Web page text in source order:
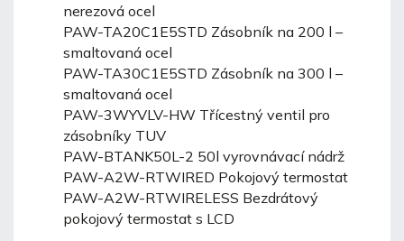
nerezová ocel
PAW-TA20C1E5STD Zásobník na 200 l –
smaltovaná ocel
PAW-TA30C1E5STD Zásobník na 300 l –
smaltovaná ocel
PAW-3WYVLV-HW Třícestný ventil pro
zásobníky TUV
PAW-BTANK50L-2 50l vyrovnávací nádrž
PAW-A2W-RTWIRED Pokojový termostat
PAW-A2W-RTWIRELESS Bezdrátový
pokojový termostat s LCD